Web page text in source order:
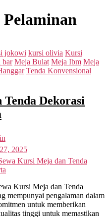
jokowi kursi olivia Kursi
bar Meja Bulat Meja Ibm Meja
Tenda Konvensional
Dekorasi
2025
Kursi Meja dan Tenda
Kursi Meja dan Tenda
mempunyai pengalaman dalam
untuk memberikan
tinggi untuk memastikan